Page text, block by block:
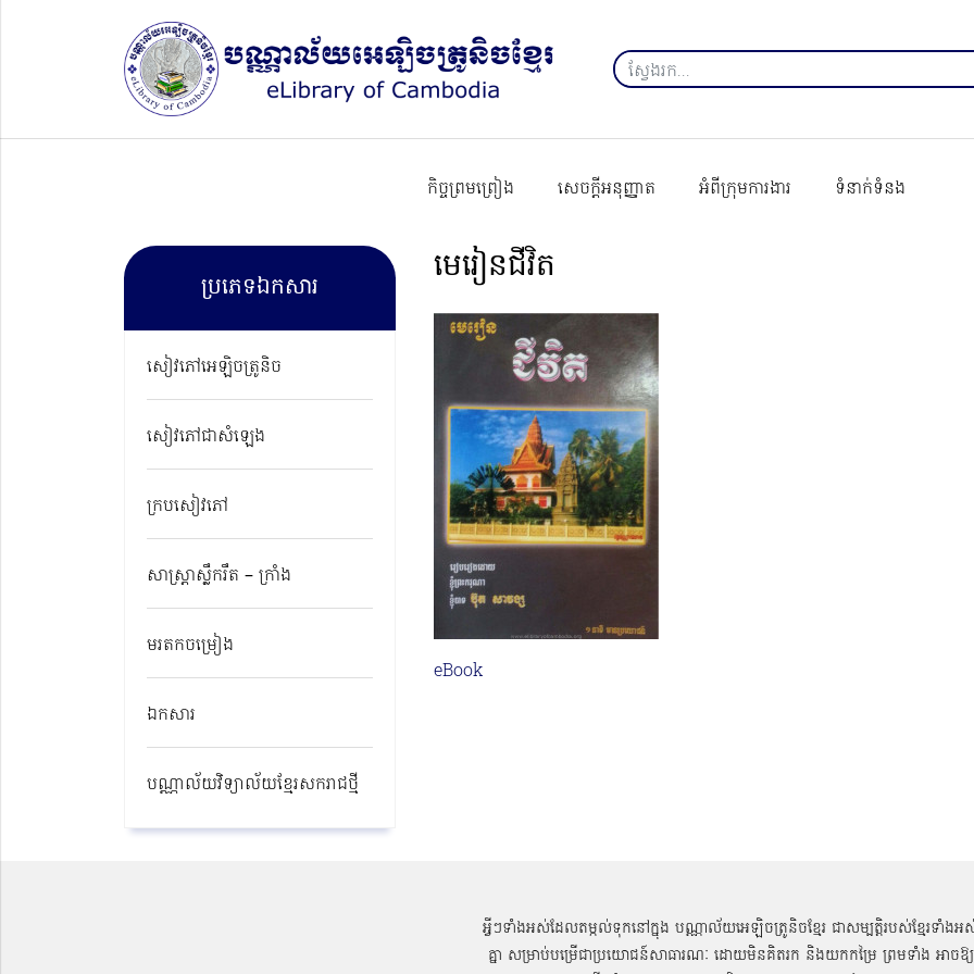
កិច្ចព្រមព្រៀង សេចក្ដីអនុញ្ញាត អំពីក្រុមការងារ ទំនាក់ទំនង
ប្រភេទឯកសារ
សៀវភៅអេឡិចត្រូនិច
សៀវភៅជាសំឡេង
ក្របសៀវភៅ
សាស្ត្រាស្លឹករឹត – ក្រាំង
មរតកចម្រៀង
ឯកសារ
បណ្ណាល័យវិទ្យាល័យខ្មែរសករាជថ្មី​
មេរៀនជីវិត
eBook
អ្វីៗទាំងអស់ដែលតម្កល់ទុកនៅក្នុង បណ្ណាល័យអេឡិចត្រូនិចខ្មែរ ជាសម្បតិ្តរបស់ខ្មែរទាំងអ
គ្នា សម្រាប់បម្រើជាប្រយោជន៍សាធារណៈ ដោយមិនគិតរក និងយកកម្រៃ ព្រមទាំង អាចឱ្យ